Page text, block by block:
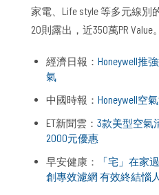
家電、Life style 等多元線別
20則露出，近350萬PR Value。
經濟日報：Honeywell推
氣
中國時報：Honeywell空
ET新聞雲：3款美型空
2000元優惠
早安健康：
「宅」在家
創專效濾網 有效終結惱